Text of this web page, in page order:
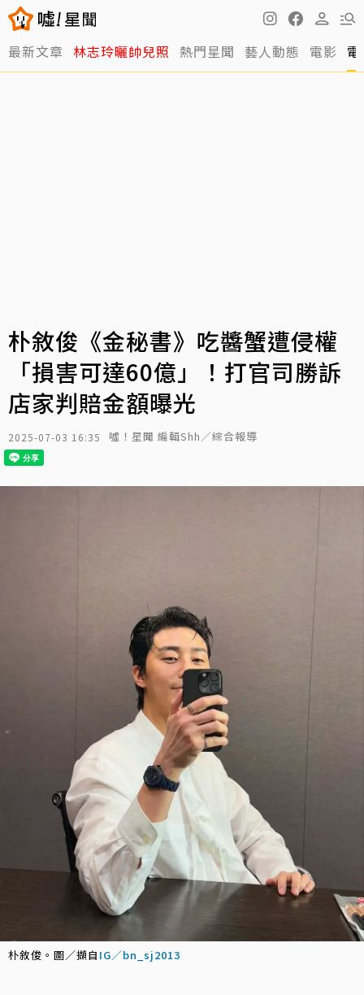
最新文章 林志玲曬帥兒照 熱門星聞 藝人動態 電影
朴敘俊《金秘書》吃醬蟹遭侵權
「損害可達60億」！打官司勝訴
店家判賠金額曝光
2025-07-03 16:35 噓！星聞 編輯Shh／綜合報導
朴敘俊。圖／擷自 IG／bn_sj2013